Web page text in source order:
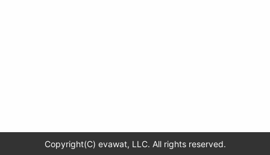
Copyright(C) evawat, LLC. All rights reserved.